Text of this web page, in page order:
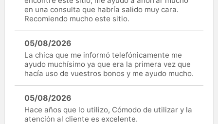
en una consulta que habría salido muy cara.
Recomiendo mucho este sitio.
05/08/2026
La chica que me informó telefónicamente me
ayudo muchísimo ya que era la primera vez que
hacía uso de vuestros bonos y me ayudo mucho.
05/08/2026
Hace años que lo utilizo, Cómodo de utilizar y la
atención al cliente es excelente.